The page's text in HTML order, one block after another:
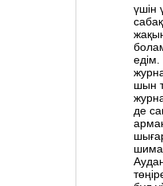
үшін
шын
де